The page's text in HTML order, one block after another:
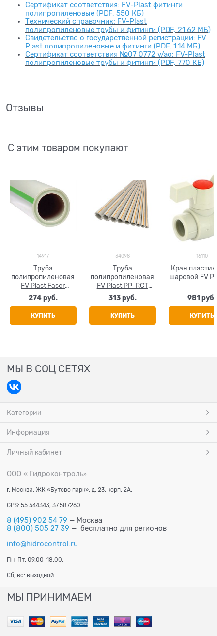
Сертификат соответствия: FV-Plast фитинги
полипропиленовые (PDF, 550 КБ)
Технический справочник: FV-Plast
полипропиленовые трубы и фитинги (PDF, 21.62 МБ)
Свидетельство о государственной регистрации: FV
Plast полипропиленовые и фитинги (PDF, 1.14 МБ)
Сертификат соответствия №07 0772 v/ao: FV-Plast
полипропиленовые трубы и фитинги (PDF, 770 КБ)
Отзывы
С этим товаром покупают
14917
Труба
полипропиленовая
FV Plast Faser
(стекловолокно)
25x4.2
274 руб.
КУПИТЬ
34098
Труба
полипропиленовая
FV Plast PP-RCT
FASER HOT
(стекловолокно)
25x3.5
313 руб.
КУПИТЬ
16110
Кран
шаровой FV
981 руб.
КУПИТЬ
МЫ В СОЦ СЕТЯХ
Категории
Информация
Личный кабинет
ООО « Гидроконтроль»
г. Москва, ЖК «Бутово парк», д. 23, корп. 2А.
GPS: 55.544343, 37.587260
8 (495) 902 54 79 — Москва
8 (800) 505 27 39 — бесплатно для регионов
info@hidrocontrol.ru
Пн-Пт: 09.00-18.00.
Сб, вс: выходной.
МЫ ПРИНИМАЕМ